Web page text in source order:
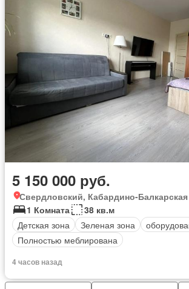
5 150 000 руб.
Свердловский, Кабардино-
1 Комната
38 кв.м
Детская зона
Зеленая зона
Полностью меблирована
4 часов назад